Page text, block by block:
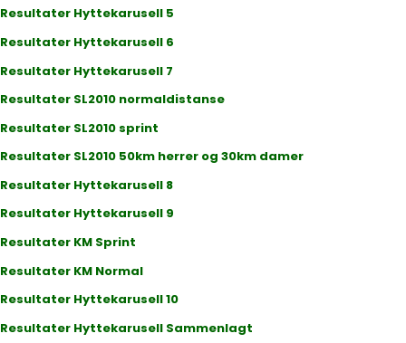
Resultater Hyttekarusell 5
Resultater Hyttekarusell 6
Resultater Hyttekarusell 7
Resultater SL2010 normaldistanse
Resultater SL2010 sprint
Resultater SL2010 50km herrer og 30km damer
Resultater Hyttekarusell 8
Resultater Hyttekarusell 9
Resultater KM Sprint
Resultater KM Normal
Resultater Hyttekarusell 10
Resultater Hyttekarusell Sammenlagt